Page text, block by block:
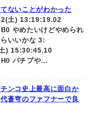
ないことがわかった
土) 13:19:19.02
やめたいけどやめられ
いいかな 3:
) 15:30:45.10
パチプや…
ンコ史上最高に面白か
蒼穹のファフナーで良